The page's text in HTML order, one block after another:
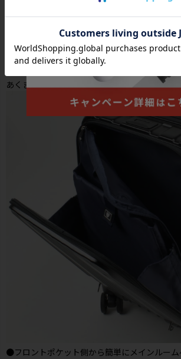
●ノートPC・書類などが収納できるマチ付き
を圧迫しないフラットで使いやすいフロントポ
チPC対応可能）
あくまで目安としてお考え下さい。
●フロントポケット側から簡単にメインルーム